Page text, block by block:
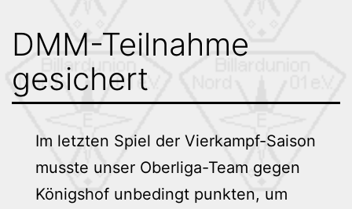
DMM-Teilnahme
gesichert
Im letzten Spiel der Vierkampf-Saison
musste unser Oberliga-Team gegen
Königshof unbedingt punkten, um